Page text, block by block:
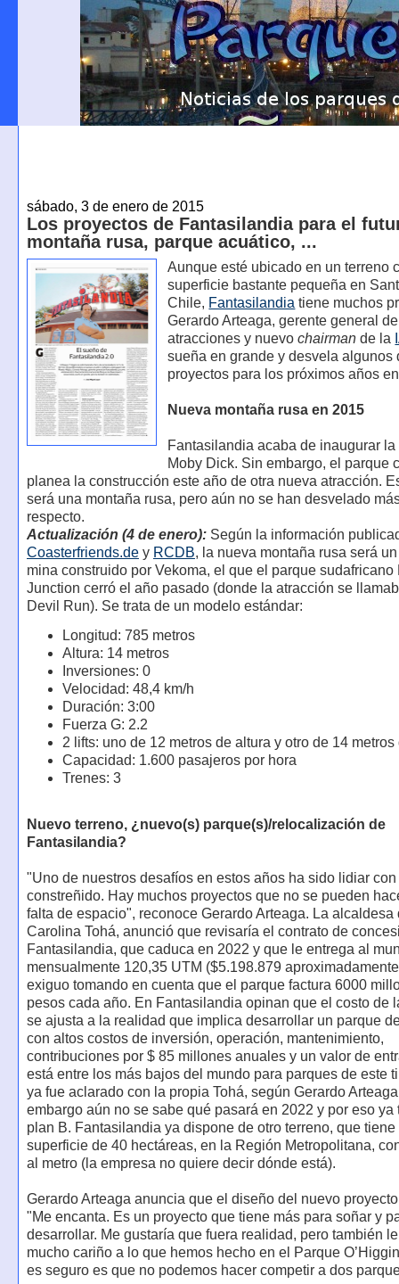
sábado, 3 de enero de 2015
Los proyectos de Fantasilandia para el
montaña rusa, parque acuático, ...
Aunque esté ubicado en un terreno
superficie bastante pequeña en
Chile, Fantasilandia tiene muchos
Gerardo Arteaga, gerente general
atracciones y nuevochairman de la
sueña en grande y desvela algunos
proyectos para los próximos años
Nueva montaña rusa en 2015
Fantasilandia acaba de inaugurar
Moby Dick. Sin embargo, el parque
planea la construcción este año de otra nueva atracción.
será una montaña rusa, pero aún no se han desvelado
respecto.
Actualización (4 de enero):Según la información
Coasterfriends.dey RCDB, la nueva montaña rusa será
mina construido por Vekoma, el que el parque sudafricano
Junction cerró el año pasado (donde la atracción se
Devil Run). Se trata de un modelo estándar:
Longitud: 785 metros
Altura: 14 metros
Inversiones: 0
Velocidad: 48,4 km/h
Duración: 3:00
Fuerza G: 2.2
2 lifts: uno de 12 metros de altura y otro de 14 metros
Capacidad: 1.600 pasajeros por hora
Trenes: 3
Nuevo terreno, ¿nuevo(s) parque(s)/relocalización de
Fantasilandia?
"Uno de nuestros desafíos en estos años ha sido lidiar
constreñido. Hay muchos proyectos que no se pueden
falta de espacio", reconoce Gerardo Arteaga. La alcaldesa
Carolina Tohá, anunció que revisaría el contrato de
Fantasilandia, que caduca en 2022 y que le entrega al
mensualmente 120,35 UTM ($5.198.879
exiguo tomando en cuenta que el parque factura 6000
pesos cada año. En Fantasilandia opinan que el costo de
se ajusta a la realidad que implica desarrollar un parque
con altos costos de inversión, operación, mantenimiento,
contribuciones por $ 85 millones anuales y un valor de
está entre los más bajos del mundo para parques de este
ya fue aclarado con la propia Tohá, según Gerardo
embargo aún no se sabe qué pasará en 2022 y por eso ya
plan B. Fantasilandia ya dispone de otro terreno, que tiene
superficie de 40 hectáreas, en la Región Metropolitana,
al metro (la empresa no quiere decir dónde está).
Gerardo Arteaga anuncia que el diseño del nuevo
"Me encanta. Es un proyecto que tiene más para soñar y
desarrollar. Me gustaría que fuera realidad, pero también
mucho cariño a lo que hemos hecho en el Parque
es seguro es que no podemos hacer competir a dos